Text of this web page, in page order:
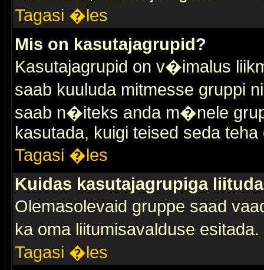
Tagasi �les
Mis on kasutajagrupid?
Kasutajagrupid on v�imalus
saab kuuluda mitmesse gruppi
saab n�iteks anda m�nele
kasutada, kuigi teised seda teha
Tagasi �les
Kuidas kasutajagrupiga
Olemasolevaid gruppe saad
ka oma liitumisavalduse
Tagasi �les